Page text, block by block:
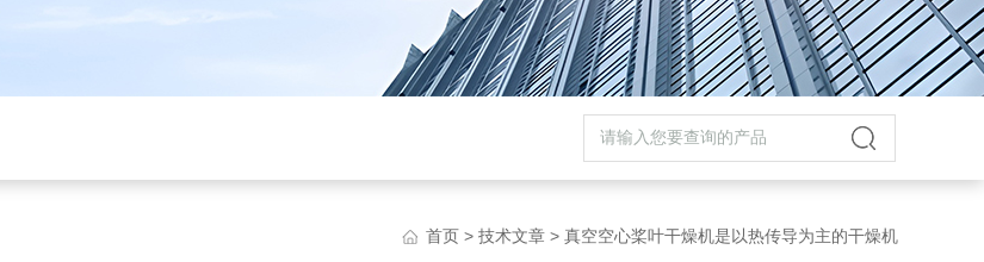
首页 > 技术文章 > 真空空心桨叶干燥机是以热传导为主的干燥机